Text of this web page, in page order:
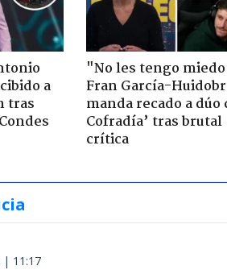
a
tras
"No les tengo
Fran García-
manda recado a dúo
Cofradía’ tras brutal
crítica
| 11:17